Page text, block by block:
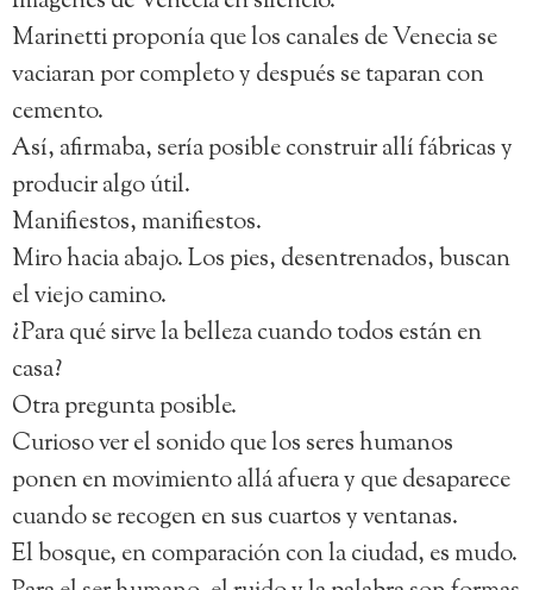
Marinetti proponía que los canales de Venecia se
vaciaran por completo y después se taparan con
cemento.
Así, afirmaba, sería posible construir allí fábricas y
producir algo útil.
Manifiestos, manifiestos.
Miro hacia abajo. Los pies, desentrenados, buscan
el viejo camino.
¿Para qué sirve la belleza cuando todos están en
casa?
Otra pregunta posible.
Curioso ver el sonido que los seres humanos
ponen en movimiento allá afuera y que desaparece
cuando se recogen en sus cuartos y ventanas.
El bosque, en comparación con la ciudad, es mudo.